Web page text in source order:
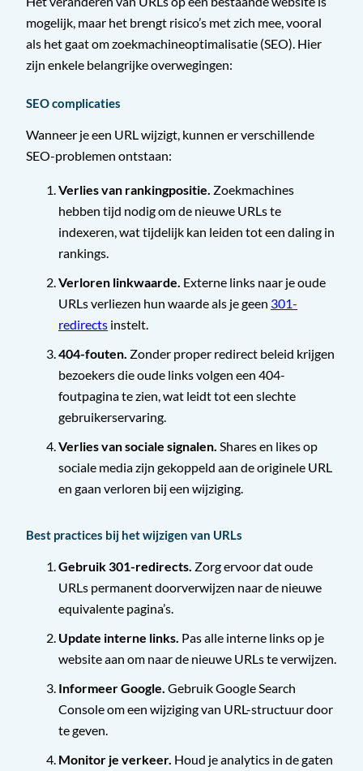
mogelijk, maar het brengt risico’s met zich mee, vooral
als het gaat om zoekmachineoptimalisatie (SEO). Hier
zijn enkele belangrijke overwegingen:
SEO complicaties
Wanneer je een URL wijzigt, kunnen er verschillende
SEO-problemen ontstaan:
Verlies van rankingpositie. Zoekmachines
hebben tijd nodig om de nieuwe URLs te
indexeren, wat tijdelijk kan leiden tot een daling in
rankings.
Verloren linkwaarde. Externe links naar je oude
URLs verliezen hun waarde als je geen 301-
redirects instelt.
404-fouten. Zonder proper redirect beleid krijgen
bezoekers die oude links volgen een 404-
foutpagina te zien, wat leidt tot een slechte
gebruikerservaring.
Verlies van sociale signalen. Shares en likes op
sociale media zijn gekoppeld aan de originele URL
en gaan verloren bij een wijziging.
Best practices bij het wijzigen van URLs
Gebruik 301-redirects. Zorg ervoor dat oude
URLs permanent doorverwijzen naar de nieuwe
equivalente pagina’s.
Update interne links. Pas alle interne links op je
website aan om naar de nieuwe URLs te verwijzen.
Informeer Google. Gebruik Google Search
Console om een wijziging van URL-structuur door
te geven.
Monitor je verkeer. Houd je analytics in de gaten